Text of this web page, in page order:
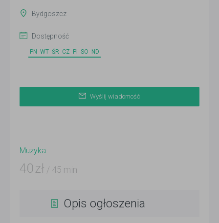
Bydgoszcz
Dostępność
PN WT ŚR CZ PI SO ND
Wyślij wiadomość
Muzyka
40 zł / 45 min
Opis ogłoszenia